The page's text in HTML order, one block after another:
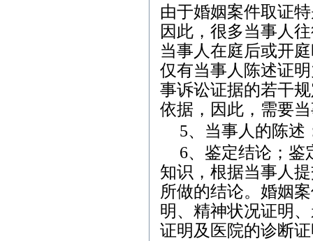
由于婚姻案件取证
因此，很多当事人
当事人在庭后或开
仅有当事人陈述证
事诉讼证据的若干
依据，因此，需要
5、当事人的陈述
6、鉴定结论；鉴
知识，根据当事人
所做的结论。婚姻
明、精神状况证明
证明及医院的诊断